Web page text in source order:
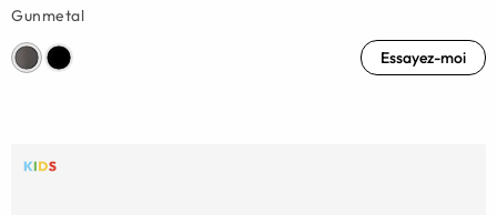
Gunmetal
Essayez-moi